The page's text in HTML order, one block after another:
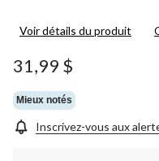
Voir détails du produit
31,99 $
Mieux notés
Inscrivez-vous aux